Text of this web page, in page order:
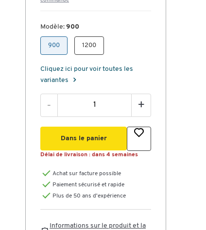
Modèle: 900
900 1200
Cliquez ici pour voir toutes les
variantes
- +
Dans le panier
Délai de livraison : dans 4 semaines
Achat sur facture possible
Paiement sécurisé et rapide
Plus de 50 ans d'expérience
Informations sur le produit et la